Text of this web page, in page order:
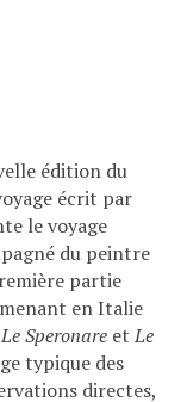
édition du
écrit par
le voyage
du peintre
partie
en Italie
Le Speronare et Le
typique des
directes,